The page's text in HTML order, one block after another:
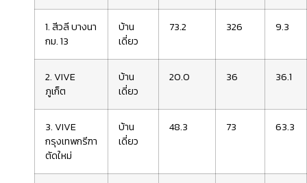
1. สีวลี บางนา
กม. 13
บ้าน
เดี่ยว
73.2 326 9.3
2. VIVE
ภูเก็ต
บ้าน
เดี่ยว
20.0 36 36.1
3. VIVE
กรุงเทพกรีฑา
ตัดใหม่
บ้าน
เดี่ยว
48.3 73 63.3